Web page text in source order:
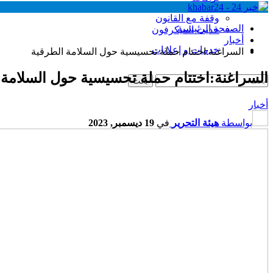
وقفة مع القانون
حديث الميكرفون
خدمات و إعلانات
الصفحة الرئيسية
أخبار
السراغنة:اختتام حملة تحسيسية حول السلامة الطرقية
السراغنة:اختتام حملة تحسيسية حول
أخبار
بواسطة هيئة التحرير في 19 ديسمبر, 2023